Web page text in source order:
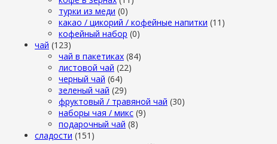
турки из меди (0)
какао / цикорий / кофейные напитки (11)
кофейный набор (0)
чай (123)
чай в пакетиках (84)
листовой чай (22)
черный чай (64)
зеленый чай (29)
фруктовый / травяной чай (30)
наборы чая / микс (9)
подарочный чай (8)
сладости (151)